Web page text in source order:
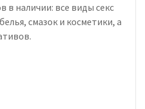
в наличии: все виды секс
смазок и косметики, а